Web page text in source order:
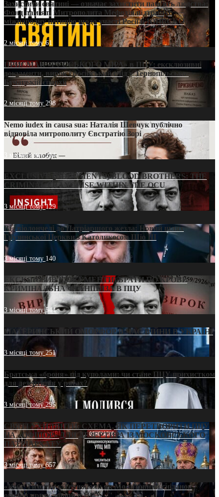
Захистити святині — означає захистити пам’ять людства:
Фонд пам’яті Митрополита Мефодія підтримує
міжнародну петицію щодо участі Росії в ЮНЕСКО
2 місяці тому61
ПРИСМАК «РУССЬКОГО МІРА» в ПЦУ: ексклюзивні
документи, вирок і російський слід у Тернопільсько-
Бучацькій єпархії
2 місяці тому 298
Nemo iudex in causa sua: Наталія Шевчук публічно
відповіла митрополиту Євстратію Зорі
3 місяці тому214
EXCLUSIVE (DOCUMENTS)/BLOOD BROTHERS: THE
CRIMINAL FRANCHISE WITHIN THE OCU
3 місяці тому129
Від віолончелі до Патріаршого жезла: Новий шлях
Грузинської Церкви з Католикосом Шіо III
3 місяці тому 140
ЕКСКЛЮЗИВ (ДОКУМЕНТИ)/БРАТИ ПО КРОВІ:
КРИМІНАЛЬНА ФРАНШИЗА В ПЦУ
3 місяці тому544
МАТЕРИНСЬКИЙ ОМОРФОР В ЧАС ВІЙНИ В УКРАЇНІ
3 місяці тому251
Братська «броня» під куполами: чи стане ПЦУ прихистком
для дезертирів у рясах?
3 місяці тому295
СВЯТІ УХИЛЯНТИ: СХЕМА, ЯК ПЕРЕТВОРИТИ ПЦУ
НА «ОФШОР» ДЛЯ ДЕЗЕРТИРА ІЗ МОСКОВСЬКОГО
ПАТРІАРХАТУ
3 місяці тому657
«Кейс Тихона» у Тернополі: як Молитовний сніданок
оголив кризу довіри в ПЦУ